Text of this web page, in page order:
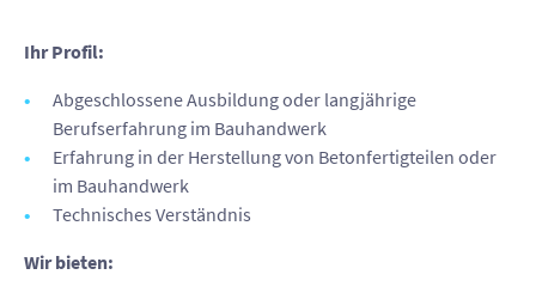
Ihr Profil:
Abgeschlossene Ausbildung oder langjährige
Berufserfahrung im Bauhandwerk
Erfahrung in der Herstellung von Betonfertigteilen oder
im Bauhandwerk
Technisches Verständnis
Wir bieten: